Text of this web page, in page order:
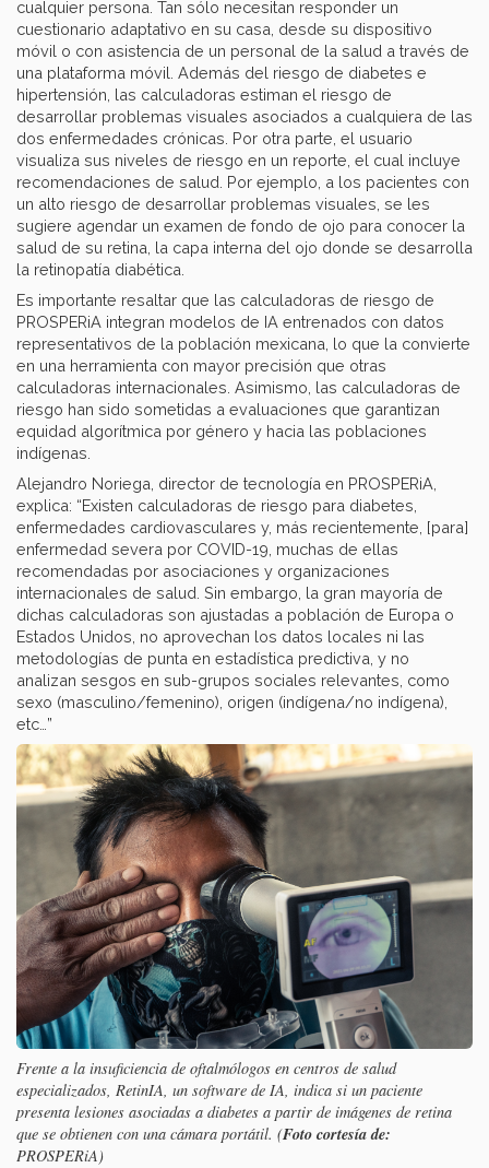
cualquier persona. Tan sólo necesitan responder un
cuestionario adaptativo en su casa, desde su dispositivo
móvil o con asistencia de un personal de la salud a través de
una plataforma móvil. Además del riesgo de diabetes e
hipertensión, las calculadoras estiman el riesgo de
desarrollar problemas visuales asociados a cualquiera de las
dos enfermedades crónicas. Por otra parte, el usuario
visualiza sus niveles de riesgo en un reporte, el cual incluye
recomendaciones de salud. Por ejemplo, a los pacientes con
un alto riesgo de desarrollar problemas visuales, se les
sugiere agendar un examen de fondo de ojo para conocer la
salud de su retina, la capa interna del ojo donde se desarrolla
la retinopatía diabética.
Es importante resaltar que las calculadoras de riesgo de
PROSPERiA integran modelos de IA entrenados con datos
representativos de la población mexicana, lo que la convierte
en una herramienta con mayor precisión que otras
calculadoras internacionales. Asimismo, las calculadoras de
riesgo han sido sometidas a evaluaciones que garantizan
equidad algorítmica por género y hacia las poblaciones
indígenas.
Alejandro Noriega, director de tecnología en PROSPERiA,
explica: “Existen calculadoras de riesgo para diabetes,
enfermedades cardiovasculares y, más recientemente, [para]
enfermedad severa por COVID-19, muchas de ellas
recomendadas por asociaciones y organizaciones
internacionales de salud. Sin embargo, la gran mayoría de
dichas calculadoras son ajustadas a población de Europa o
Estados Unidos, no aprovechan los datos locales ni las
metodologías de punta en estadística predictiva, y no
analizan sesgos en sub-grupos sociales relevantes, como
sexo (masculino/femenino), origen (indígena/no indígena),
etc…”
Frente a la insuficiencia de oftalmólogos en centros de salud
especializados, RetinIA, un software de IA, indica si un paciente
presenta lesiones asociadas a diabetes a partir de imágenes de retina
que se obtienen con una cámara portátil. (Foto cortesía de:
PROSPERiA)